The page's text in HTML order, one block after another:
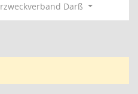
Darß